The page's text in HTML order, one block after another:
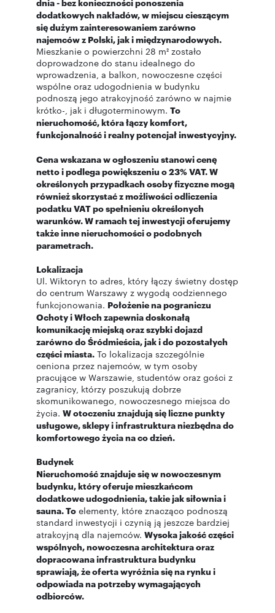
dodatkowych nakładów, w miejscu cieszącym
się dużym zainteresowaniem zarówno
najemców z Polski, jak i międzynarodowych.
Mieszkanie o powierzchni 28 m² zostało
doprowadzone do stanu idealnego do
wprowadzenia, a balkon, nowoczesne części
wspólne oraz udogodnienia w budynku
podnoszą jego atrakcyjność zarówno w najmie
krótko-, jak i długoterminowym. To
nieruchomość, która łączy komfort,
funkcjonalność i realny potencjał inwestycyjny.
Cena wskazana w ogłoszeniu stanowi cenę
netto i podlega powiększeniu o 23% VAT. W
określonych przypadkach osoby fizyczne mogą
również skorzystać z możliwości odliczenia
podatku VAT po spełnieniu określonych
warunków. W ramach tej inwestycji oferujemy
także inne nieruchomości o podobnych
parametrach.
Lokalizacja
Ul. Wiktoryn to adres, który łączy świetny dostęp
do centrum Warszawy z wygodą codziennego
funkcjonowania. Położenie na pograniczu
Ochoty i Włoch zapewnia doskonałą
komunikację miejską oraz szybki dojazd
zarówno do Śródmieścia, jak i do pozostałych
części miasta. To lokalizacja szczególnie
ceniona przez najemców, w tym osoby
pracujące w Warszawie, studentów oraz gości z
zagranicy, którzy poszukują dobrze
skomunikowanego, nowoczesnego miejsca do
życia. W otoczeniu znajdują się liczne punkty
usługowe, sklepy i infrastruktura niezbędna do
komfortowego życia na co dzień.
Budynek
Nieruchomość znajduje się w nowoczesnym
budynku, który oferuje mieszkańcom
dodatkowe udogodnienia, takie jak siłownia i
sauna. To elementy, które znacząco podnoszą
standard inwestycji i czynią ją jeszcze bardziej
atrakcyjną dla najemców. Wysoka jakość części
wspólnych, nowoczesna architektura oraz
dopracowana infrastruktura budynku
sprawiają, że oferta wyróżnia się na rynku i
odpowiada na potrzeby wymagających
odbiorców.